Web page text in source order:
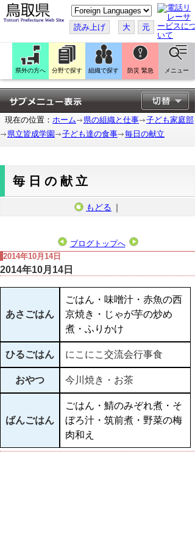
こ
の
ペ
ー
ジ
翻
訳
す
る
読み上げ 大 元
県外の方へ 分野で探す 組織で探す 防災 緊急 メニュー
現在の位置： ホーム 県の組織と仕事
子ども家庭部
県立皆成学園
子ども達の食事 毎日の献立
毎日の献立
もどる ｜
ブログトップへ
2014年10月14日
2014年10月14日
あさごはん
ごはん・味噌汁・赤魚の西
京焼き・じゃが芋の炒め
煮・ふりかけ
ひるごはん にこにこ交流会行事食
おやつ 今川焼き・お茶
ばんごはん
ごはん・鯖のみぞれ煮・そ
ぼろ汁・筑前煮・野菜の梅
肉和え